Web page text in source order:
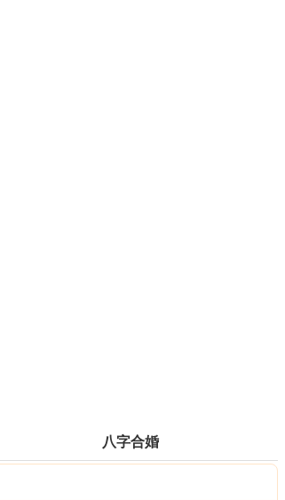
八字合婚